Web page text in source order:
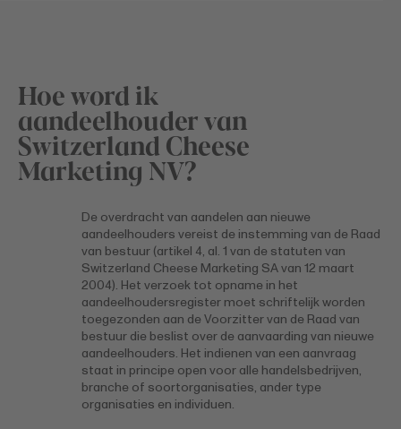
Hoe word ik
aandeelhouder van
Switzerland Cheese
Marketing NV?
De overdracht van aandelen aan nieuwe
aandeelhouders vereist de instemming van de Raad
van bestuur (artikel 4, al. 1 van de statuten van
Switzerland Cheese Marketing SA van 12 maart
2004). Het verzoek tot opname in het
aandeelhoudersregister moet schriftelijk worden
toegezonden aan de Voorzitter van de Raad van
bestuur die beslist over de aanvaarding van nieuwe
aandeelhouders. Het indienen van een aanvraag
staat in principe open voor alle handelsbedrijven,
branche of soortorganisaties, ander type
organisaties en individuen.